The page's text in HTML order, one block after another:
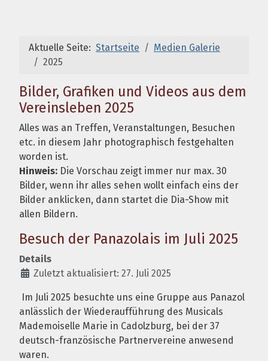
Aktuelle Seite: Startseite
Medien Galerie
2025
Bilder, Grafiken und Videos aus dem
Vereinsleben 2025
Alles was an Treffen, Veranstaltungen, Besuchen
etc. in diesem Jahr photographisch festgehalten
worden ist.
Hinweis: Die Vorschau zeigt immer nur max. 30
Bilder, wenn ihr alles sehen wollt einfach eins der
Bilder anklicken, dann startet die Dia-Show mit
allen Bildern.
Besuch der Panazolais im Juli 2025
Details
Zuletzt aktualisiert: 27. Juli 2025
Im Juli 2025 besuchte uns eine Gruppe aus Panazol
anlässlich der Wiederaufführung des Musicals
Mademoiselle Marie in Cadolzburg, bei der 37
deutsch-französische Partnervereine anwesend
waren.